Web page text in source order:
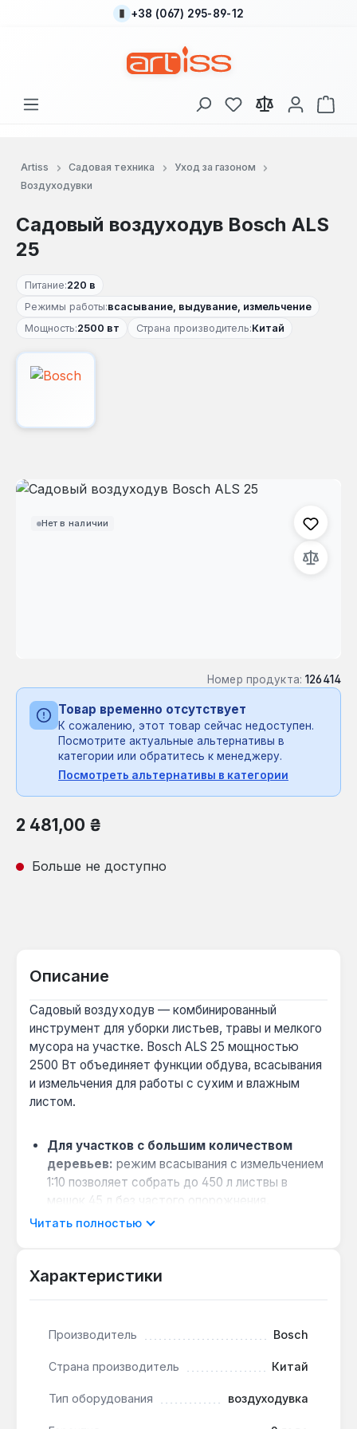
Перейти к основному содержанию
+38 (067) 295-89-12
У вас есть товары
В
Artiss Садовая техника
Уход за газоном
Воздуходувки
Садовый воздуходув Bosch ALS
25
Питание:220 в
Режимы работы:всасывание, выдувание, измельчение
Мощность:2500 вт Страна производитель:Китай
Нет в наличии
Пропустить галерею изображений
Номер продукта: 126414
Товар временно отсутствует
К сожалению, этот товар сейчас недоступен.
Посмотрите актуальные альтернативы в
категории или обратитесь к менеджеру.
Посмотреть альтернативы в категории
Обычная цена:
2 481,00 ₴
Больше не доступно
Описание
Садовый воздуходув — комбинированный
инструмент для уборки листьев, травы и мелкого
мусора на участке. Bosch ALS 25 мощностью
2500 Вт объединяет функции обдува, всасывания
и измельчения для работы с сухим и влажным
листом.
Для участков с большим количеством
деревьев: режим всасывания с измельчением
1:10 позволяет собрать до 450 л листвы в
мешок 45 л без частого опорожнения.
Когда нужна уборка после дождя:
который не забивает механизм.
перегнивает и занимает меньше места в
Совет по эксплуатации: для продления срока
службы двигателя 2500 Вт не перегружайте
Читать полностью
Характеристики
Производитель Bosch
Страна производитель Китай
Тип оборудования воздуходувка